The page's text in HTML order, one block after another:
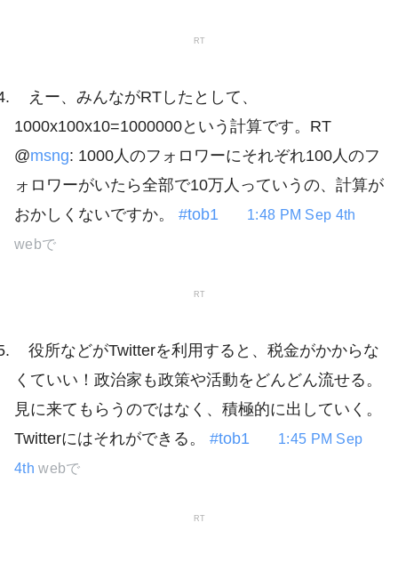
RT
えー、みんながRTしたとして、
1000x100x10=1000000という計算です。RT
@msng: 1000人のフォロワーにそれぞれ100人のフ
ォロワーがいたら全部で10万人っていうの、計算が
おかしくないですか。 #tob1
1:48 PM Sep 4th
webで
RT
役所などがTwitterを利用すると、税金がかからな
くていい！政治家も政策や活動をどんどん流せる。
見に来てもらうのではなく、積極的に出していく。
Twitterにはそれができる。 #tob1
1:45 PM Sep
4th webで
RT